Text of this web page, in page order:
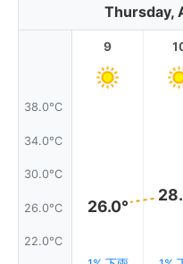
Thursday,
38.0°C
34.0°C
30.0°C
26.0°C
22.0°C
9
26.0°